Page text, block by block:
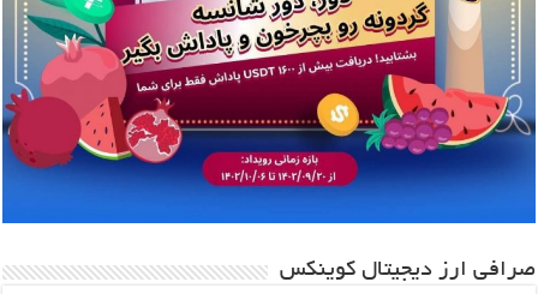
صرافی ارز دیجیتال کوینکس